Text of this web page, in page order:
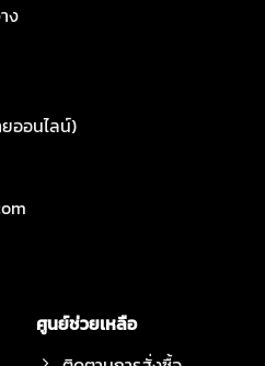
ง
ยออนไลน์)
ศูนย์ช่วยเหลือ